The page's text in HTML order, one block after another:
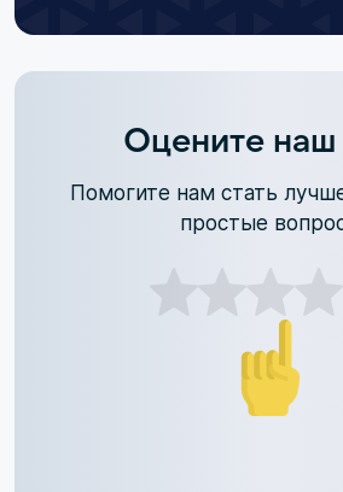
Оцените наш
Помогите нам стать
простые